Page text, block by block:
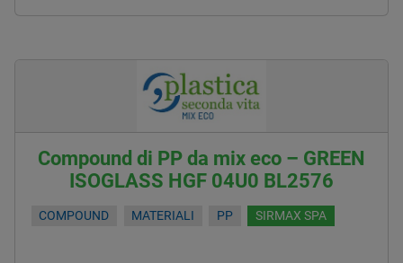
Compound di PP da mix eco – GREEN
ISOGLASS HGF 04U0 BL2576
COMPOUND MATERIALI PP SIRMAX SPA